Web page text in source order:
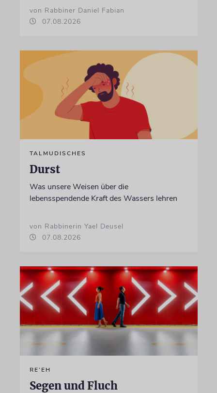
von Rabbiner Daniel Fabian
07.08.2026
TALMUDISCHES
Durst
Was unsere Weisen über die
lebensspendende Kraft des Wassers lehren
von Rabbinerin Yael Deusel
07.08.2026
RE’EH
Segen und Fluch